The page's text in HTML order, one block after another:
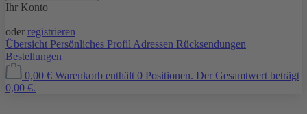
Ihr Konto
oder registrieren
Übersicht Persönliches Profil Adressen Rücksendungen
Bestellungen
0,00 € Warenkorb enthält 0 Positionen. Der Gesamtwert beträgt
0,00 €.